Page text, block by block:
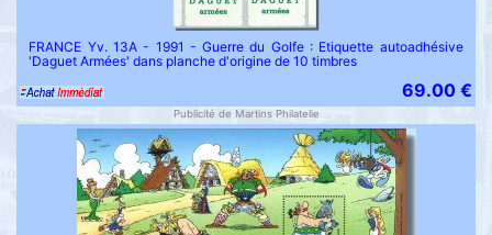
FRANCE Yv. 13A - 1991 - Guerre du Golfe : Etiquette autoadhésive
'Daguet Armées' dans planche d'origine de 10 timbres
69.00 €
Publicité de Martins Philatelie